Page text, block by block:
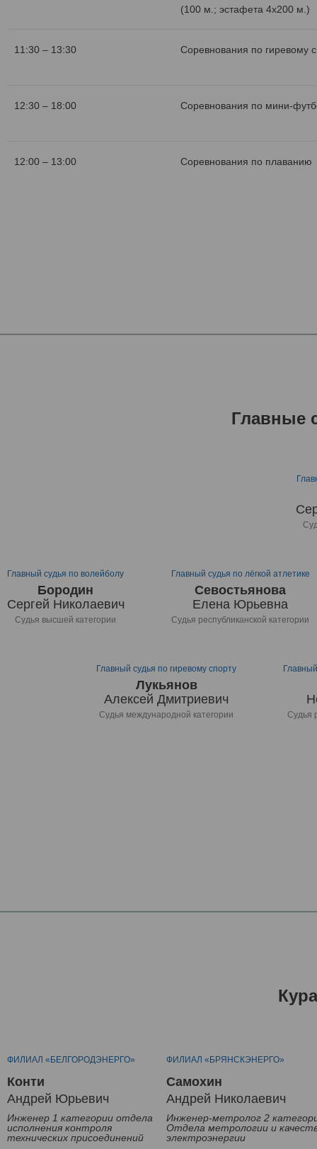
(100 м.; эстафета 4х200 м.)
11:30 – 13:30 Соревнования по гиревому
12:30 – 18:00 Соревнования по мини-
12:00 – 13:00 Соревнования по плаванию
Главные
Главный судья по волейболу
Бородин
Сергей Николаевич
Судья высшей категории
Главный судья по лёгкой атлетике
Севостьянова
Елена Юрьевна
Судья республиканской категории
Главный судья по гиревому спорту
Лукьянов
Алексей Дмитриевич
Судья международной категории Судья
ФИЛИАЛ «БЕЛГОРОДЭНЕРГО»
Конти
Андрей Юрьевич
Инженер 1 категории отдела
исполнения контроля
технических присоединений
ФИЛИАЛ «БРЯНСКЭНЕРГО»
Самохин
Андрей Николаевич
Инженер-метролог 2
Отдела метрологии и
электроэнергии